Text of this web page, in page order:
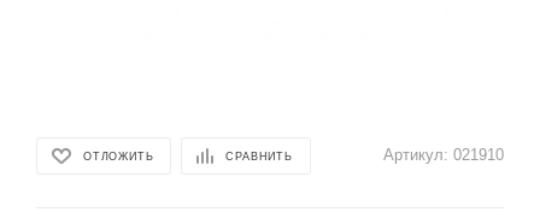
ОТЛОЖИТЬ СРАВНИТЬ Артикул: 021910